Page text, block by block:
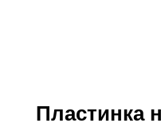
Пластинка